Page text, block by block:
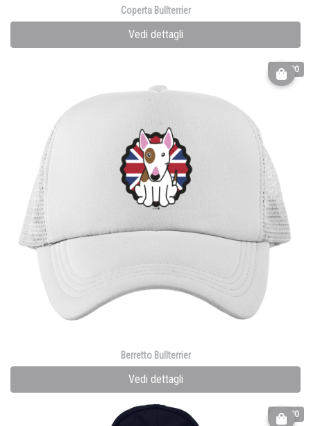
Coperta Bullterrier
Vedi dettagli
€ 18.90
Berretto Bullterrier
Vedi dettagli
€ 40.00